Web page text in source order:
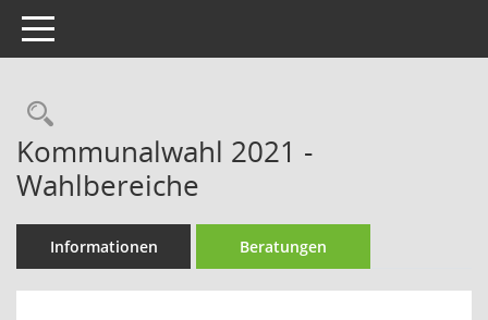
Toggle navigation
Rechercheauswahl
Kommunalwahl 2021 -
Wahlbereiche
Informationen Beratungen